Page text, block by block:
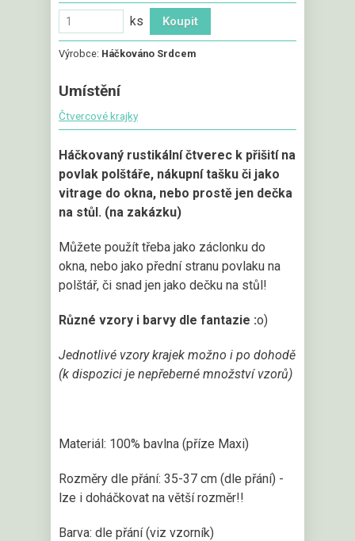
ks
Výrobce: Háčkováno Srdcem
Umístění
Čtvercové krajky
Háčkovaný rustikální čtverec k přišití na
povlak polštáře, nákupní tašku či jako
vitrage do okna, nebo prostě jen dečka
na stůl. (na zakázku)
Můžete použít třeba jako záclonku do
okna, nebo jako přední stranu povlaku na
polštář, či snad jen jako dečku na stůl!
Různé vzory i barvy dle fantazie :o)
Jednotlivé vzory krajek možno i po dohodě
(k dispozici je nepřeberné množství vzorů)
Materiál: 100% bavlna (příze Maxi)
Rozměry dle přání: 35-37 cm (dle přání) -
lze i doháčkovat na větší rozměr!!
Barva: dle přání (viz vzorník)